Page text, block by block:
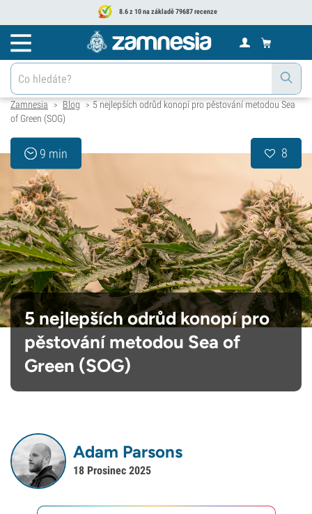
8.6 z 10 na základě 79687 recenze
Zamnesia > Blog > 5 nejlepších odrůd konopí pro pěstování metodou Sea
of Green (SOG)
9 min 8
5 nejlepších odrůd konopí pro
pěstování metodou Sea of
Green (SOG)
Adam Parsons
18 Prosinec 2025